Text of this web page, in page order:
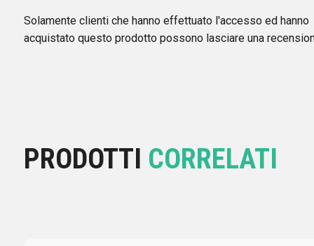
Solamente clienti che hanno effettuato l'accesso ed hanno
acquistato questo prodotto possono lasciare una
PRODOTTI CORRELATI